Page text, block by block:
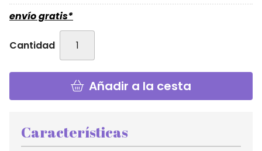
envío gratis*
Cantidad
Añadir a la cesta
Características